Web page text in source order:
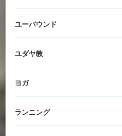
ユーバウンド
ユダヤ教
ヨガ
ランニング